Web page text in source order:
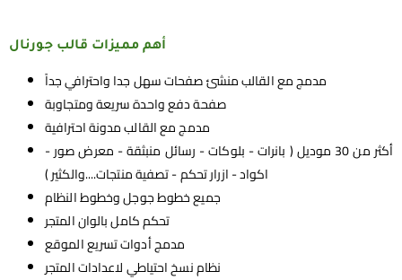
أهم مميزات قالب جورنال
مدمج مع القالب منشئ صفحات سهل جدا واحترافي جداً
صفحة دفع واحدة سريعة ومتجاوبة
مدمج مع القالب مدونة احترافية
أكثر من 30 موديل ( بانرات - بلوكات - رسائل منبثقة - معرض صور -
اكواد - ازرار تحكم - تصفية منتجات....والكثير )
جميع خطوط جوجل وخطوط النظام
تحكم كامل بالوان المتجر
مدمج أدوات تسريع الموقع
نظام نسخ احتياطي لاعدادات المتجر